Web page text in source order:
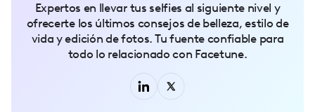
Expertos en llevar tus selfies al siguiente nivel y
ofrecerte los últimos consejos de belleza, estilo de
vida y edición de fotos. Tu fuente confiable para
todo lo relacionado con Facetune.